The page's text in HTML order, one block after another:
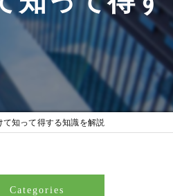
知って得する知識を解説
Categories